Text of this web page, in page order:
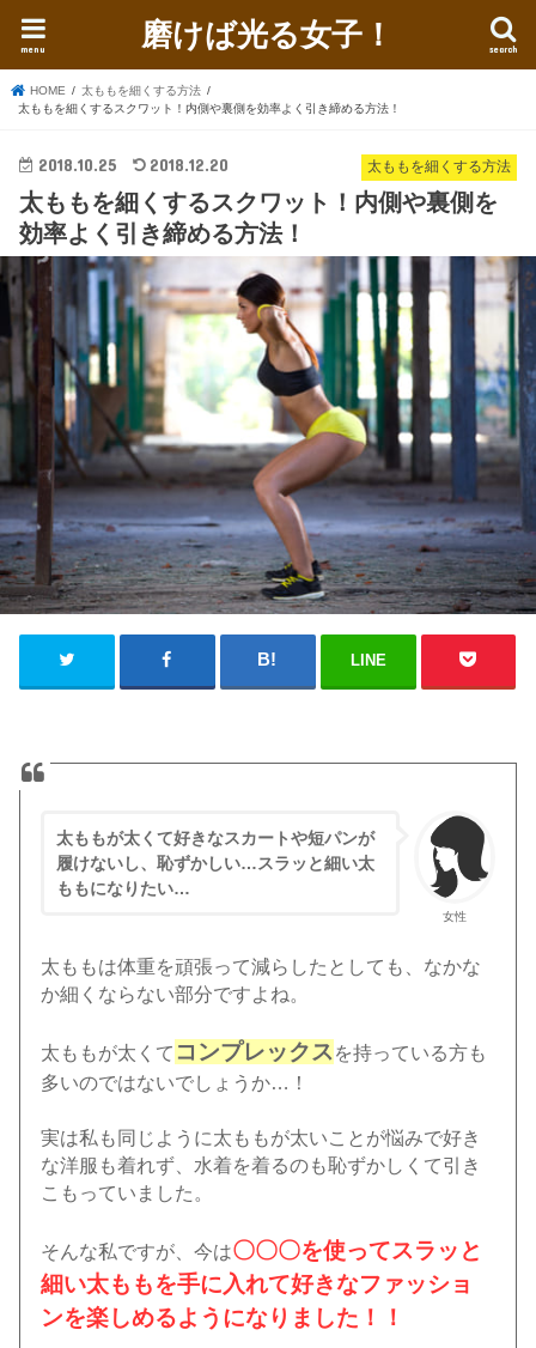
磨けば光る女子！ search
menu
HOME
太ももを細くする方法
太ももを細くするスクワット！内側や裏側を効率よく引き締める方法！
太ももを細くする方法
2018.10.25 2018.12.20
太ももを細くするスクワット！内側や裏側を
効率よく引き締める方法！
LINE
女性
太ももが太くて好きなスカートや短パンが
履けないし、恥ずかしい…スラッと細い太
ももになりたい…
太ももは体重を頑張って減らしたとしても、なかな
か細くならない部分ですよね。
太ももが太くて コンプレックスを持っている方も
多いのではないでしょうか…！
実は私も同じように太ももが太いことが悩みで好き
な洋服も着れず、水着を着るのも恥ずかしくて引き
こもっていました。
そんな私ですが、今は〇〇〇を使ってスラッと
細い太ももを手に入れて好きなファッショ
ンを楽しめるようになりました！！